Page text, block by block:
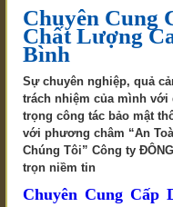
Chuyên Cung
Chất Lượng
Bình
Sự chuyên nghiệp, quả
trách nhiệm của mình
trọng công tác bảo mật
với phương châm “An
Chúng Tôi” Công ty
trọn niềm tin
Chuyên Cung Cấp